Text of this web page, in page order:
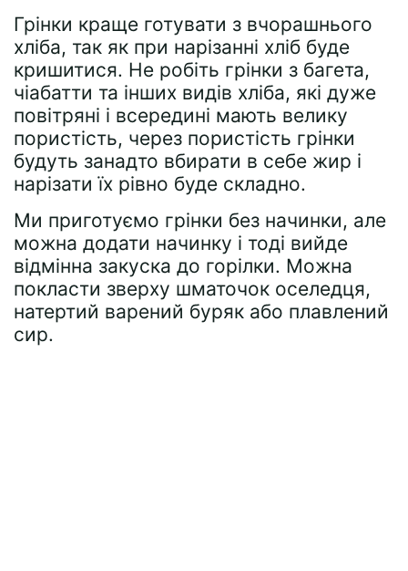
Грінки краще готувати з вчорашнього
хліба, так як при нарізанні хліб буде
кришитися. Не робіть грінки з багета,
чіабатти та інших видів хліба, які дуже
повітряні і всередині мають велику
пористість, через пористість грінки
будуть занадто вбирати в себе жир і
нарізати їх рівно буде складно.
Ми приготуємо грінки без начинки, але
можна додати начинку і тоді вийде
відмінна закуска до горілки. Можна
покласти зверху шматочок оселедця,
натертий варений буряк або плавлений
сир.